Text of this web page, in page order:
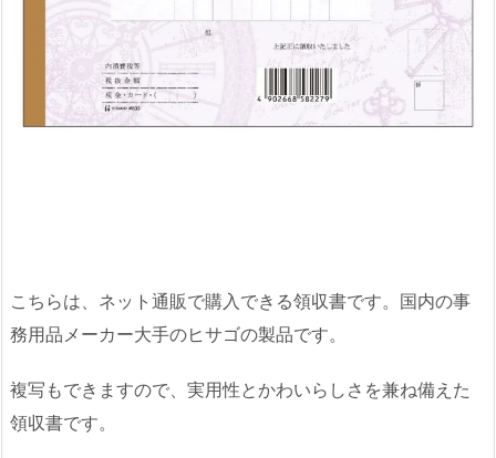
こちらは、ネット通販で購入できる領収書です。国内の事
務用品メーカー大手のヒサゴの製品です。
複写もできますので、実用性とかわいらしさを兼ね備えた
領収書です。